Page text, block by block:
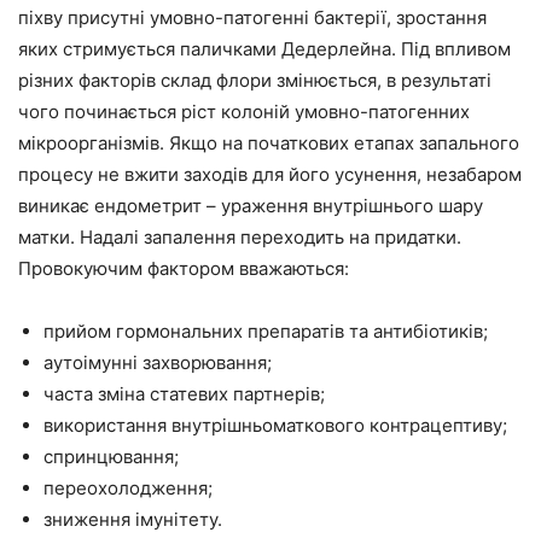
піхву присутні умовно-патогенні бактерії, зростання
яких стримується паличками Дедерлейна. Під впливом
різних факторів склад флори змінюється, в результаті
чого починається ріст колоній умовно-патогенних
мікроорганізмів. Якщо на початкових етапах запального
процесу не вжити заходів для його усунення, незабаром
виникає ендометрит – ураження внутрішнього шару
матки. Надалі запалення переходить на придатки.
Провокуючим фактором вважаються:
прийом гормональних препаратів та антибіотиків;
аутоімунні захворювання;
часта зміна статевих партнерів;
використання внутрішньоматкового контрацептиву;
спринцювання;
переохолодження;
зниження імунітету.